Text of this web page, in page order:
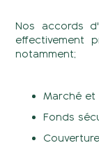
Nos accords
effectivement
notamment;
Marché et
Fonds